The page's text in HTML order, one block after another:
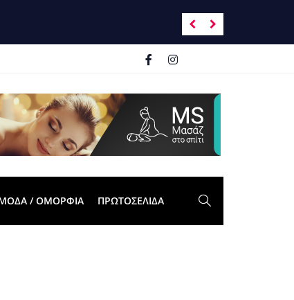
/ ΟΜΟΡΦΙΑ ΠΡΩΤΟΣΈΛΙΔΑ